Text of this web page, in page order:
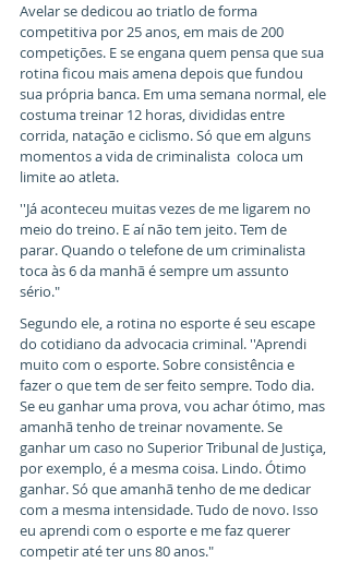
Avelar se dedicou ao triatlo de forma
competitiva por 25 anos, em mais de 200
competições. E se engana quem pensa que sua
rotina ficou mais amena depois que fundou
sua própria banca. Em uma semana normal, ele
costuma treinar 12 horas, divididas entre
corrida, natação e ciclismo. Só que em alguns
momentos a vida de criminalista  coloca um
limite ao atleta.
''Já aconteceu muitas vezes de me ligarem no
meio do treino. E aí não tem jeito. Tem de
parar. Quando o telefone de um criminalista
toca às 6 da manhã é sempre um assunto
sério."
Segundo ele, a rotina no esporte é seu escape
do cotidiano da advocacia criminal. ''Aprendi
muito com o esporte. Sobre consistência e
fazer o que tem de ser feito sempre. Todo dia.
Se eu ganhar uma prova, vou achar ótimo, mas
amanhã tenho de treinar novamente. Se
ganhar um caso no Superior Tribunal de Justiça,
por exemplo, é a mesma coisa. Lindo. Ótimo
ganhar. Só que amanhã tenho de me dedicar
com a mesma intensidade. Tudo de novo. Isso
eu aprendi com o esporte e me faz querer
competir até ter uns 80 anos."